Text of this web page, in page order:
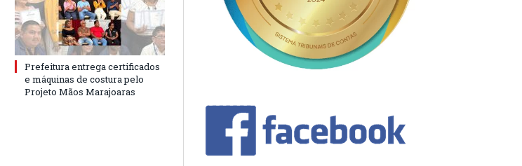
Prefeitura entrega certificados
e máquinas de costura pelo
Projeto Mãos Marajoaras